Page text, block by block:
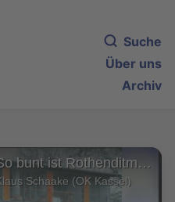
Suche
Über uns
Archiv
So bunt ist Rothenditmold (5)
Schaake (OK Kassel)